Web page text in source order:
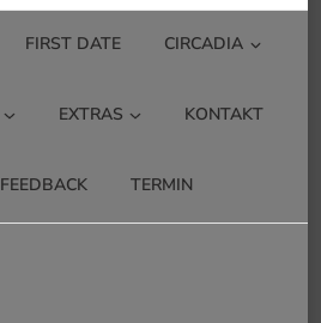
FIRST DATE CIRCADIA
EXTRAS KONTAKT
FEEDBACK TERMIN